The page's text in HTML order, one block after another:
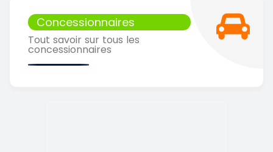
Concessionnaires
Tout savoir sur tous les
concessionnaires